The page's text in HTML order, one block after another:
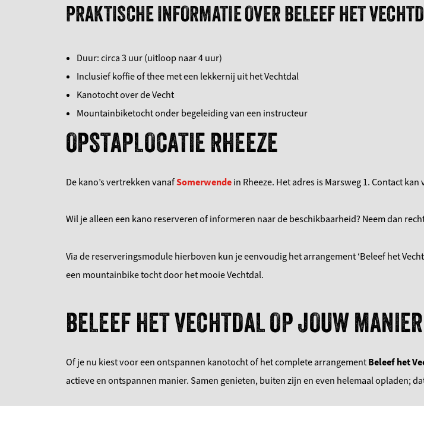
PRAKTISCHE INFORMATIE OVER BELEEF HET
Duur: circa 3 uur (uitloop naar 4 uur)
Inclusief koffie of thee met een lekkernij uit het Vechtdal
Kanotocht over de Vecht
Mountainbiketocht onder begeleiding van een instructeur
OPSTAPLOCATIE RHEEZE
De kano’s vertrekken vanafSomerwendein Rheeze. Het adres is Marsweg 1. Contact
Wil je alleen een kano reserveren of informeren naar de beschikbaarheid? Neem dan
Via de reserveringsmodule hierboven kun je eenvoudig het arrangement ‘Beleef het
een mountainbike tocht door het mooie Vechtdal.
BELEEF HET VECHTDAL OP JOUW MANIER
Of je nu kiest voor een ontspannen kanotocht of het complete arrangementBeleef het
actieve en ontspannen manier. Samen genieten, buiten zijn en even helemaal opladen;